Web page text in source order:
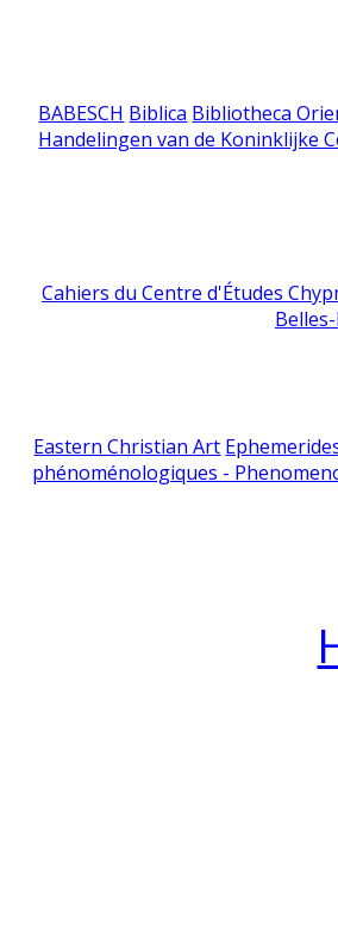
BABESCH Biblica Bibliotheca
Handelingen van de Koninklijke
Cahiers du Centre d'Études
Eastern Christian Art
phénoménologiques -